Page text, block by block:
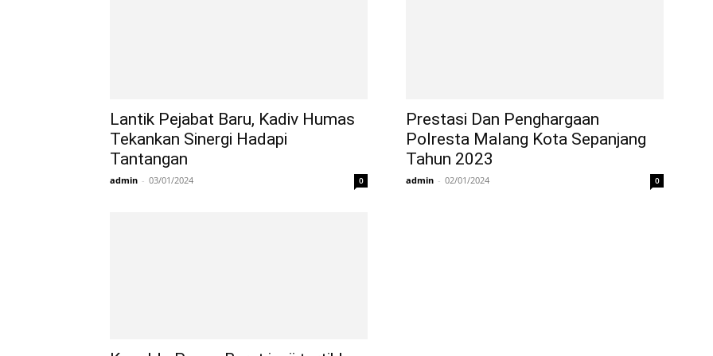
Lantik Pejabat Baru, Kadiv Humas
Tekankan Sinergi Hadapi
Tantangan
admin - 03/01/2024 0
Prestasi Dan Penghargaan
Polresta Malang Kota Sepanjang
Tahun 2023
admin - 02/01/2024 0